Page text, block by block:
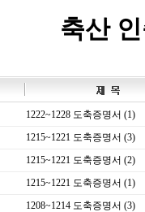
축산
1222~1228 도축증명서 (1)
1215~1221 도축증명서 (3)
1215~1221 도축증명서 (2)
1215~1221 도축증명서 (1)
1208~1214 도축증명서 (3)